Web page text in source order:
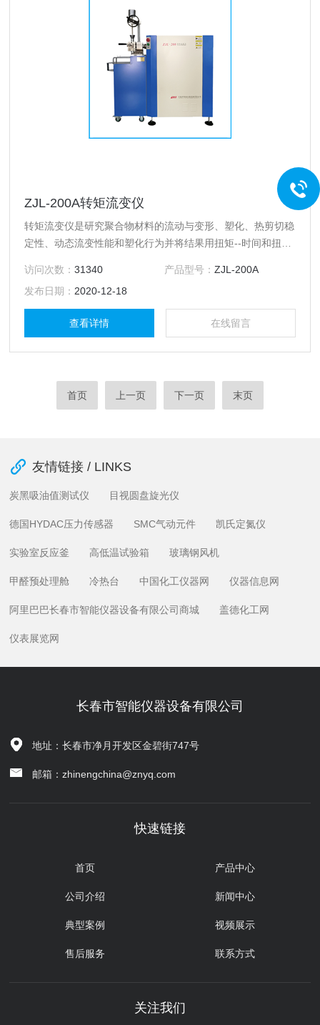
ZJL-200A转矩流变仪
转矩流变仪是研究聚合物材料的流动与变形、塑化、热剪切稳
定性、动态流变性能和塑化行为并将结果用扭矩--时间和扭矩-
混合
访问次数：31340 产品型号： ZJL-200A
发布日期： 2020-12-18
查看详情 在线留言
首页 上一页 下一页 末页
友情链接 / LINKS
炭黑吸油值测试仪 目视圆盘旋光仪
德国HYDAC压力传感器 SMC气动元件 凯氏定氮仪
实验室反应釜 高低温试验箱 玻璃钢风机
甲醛预处理舱 冷热台 中国化工仪器网 仪器信息网
阿里巴巴长春市智能仪器设备有限公司商城 盖德化工网
仪表展览网
长春市智能仪器设备有限公司
地址：长春市净月开发区金碧街747号
邮箱：zhinengchina@znyq.com
快速链接
首页 产品中心
公司介绍 新闻中心
典型案例 视频展示
售后服务 联系方式
关注我们